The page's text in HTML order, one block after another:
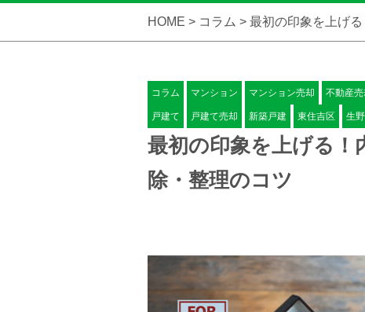
HOME > コラム > 最初の印象を上げ
コラム マンション マンション売却 不動産売
戸建て 戸建て売却 新築戸建 東住吉区 生
最初の印象を上げる！
除・整理のコツ